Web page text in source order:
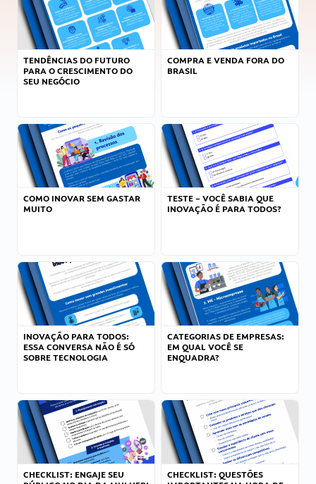
TENDÊNCIAS DO FUTURO
PARA O CRESCIMENTO DO
SEU NEGÓCIO
COMPRA E VENDA FORA DO
BRASIL
COMO INOVAR SEM GASTAR
MUITO
TESTE – VOCÊ SABIA QUE
INOVAÇÃO É PARA TODOS?
INOVAÇÃO PARA TODOS:
ESSA CONVERSA NÃO É SÓ
SOBRE TECNOLOGIA
CATEGORIAS DE EMPRESAS:
EM QUAL VOCÊ SE
ENQUADRA?
CHECKLIST: ENGAJE SEU
CHECKLIST: QUESTÕES